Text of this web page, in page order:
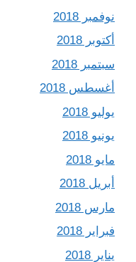
نوفمبر 2018
أكتوبر 2018
سبتمبر 2018
أغسطس 2018
يوليو 2018
يونيو 2018
مايو 2018
أبريل 2018
مارس 2018
فبراير 2018
يناير 2018